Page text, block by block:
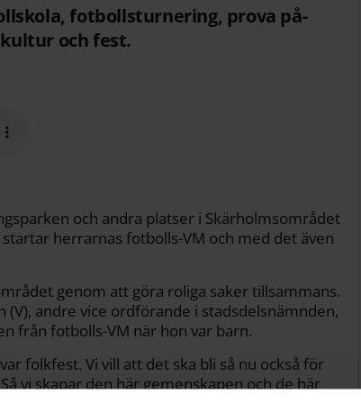
fotbollsturnering, prova på-
och fest.
och andra platser i Skärholmsområdet
herrarnas fotbolls-VM och med det även
genom att göra roliga saker tillsammans.
(V), andre vice ordförande i stadsdelsnämnden,
från fotbolls-VM när hon var barn.
folkfest. Vi vill att det ska bli så nu också för
vi skapar den här gemenskapen och de här